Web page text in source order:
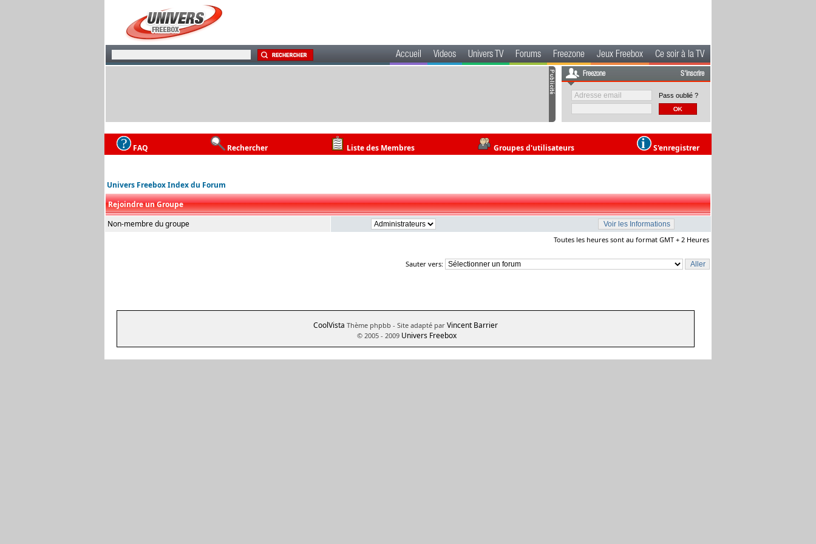
Accueil Videos Univers TV Forums Freezone Jeux Freebox Ce soir à la TV
Freezone S'inscrire
Pass oublié ?
FAQ Rechercher Liste des Membres Groupes d'utilisateurs S'enregistrer
Univers Freebox Index du Forum
Rejoindre un Groupe
Non-membre du groupe
Toutes les heures sont au format GMT + 2 Heures
Sauter vers:
CoolVista Thème phpbb - Site adapté par Vincent Barrier
© 2005 - 2009 Univers Freebox